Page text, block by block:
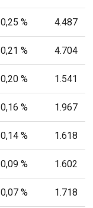
0,25 % 4.487
0,21 % 4.704
0,20 % 1.541
0,16 % 1.967
0,14 % 1.618
0,09 % 1.602
0,07 % 1.718